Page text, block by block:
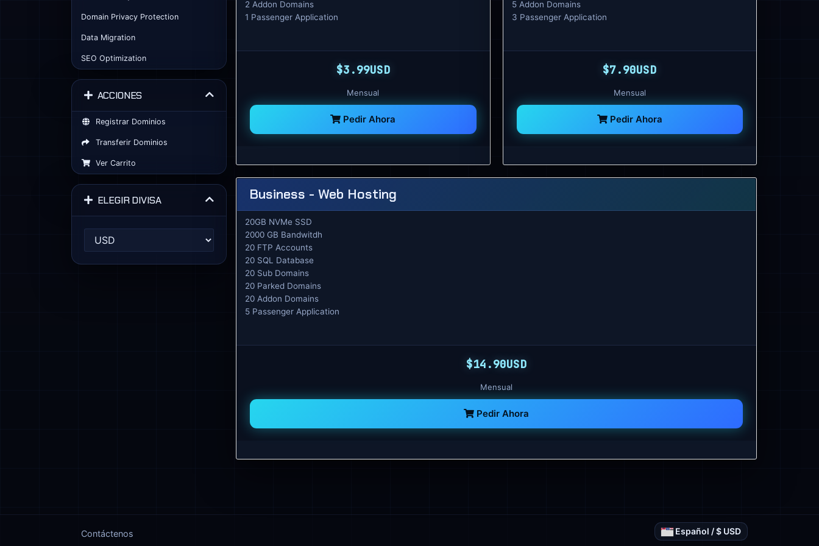
Domain Privacy Protection
Data Migration
SEO Optimization
ACCIONES
Registrar Dominios
Transferir Dominios
Ver Carrito
ELEGIR DIVISA
2 Addon Domains
1 Passenger Application
$3.99USD
Mensual
Pedir Ahora
5 Addon Domains
3 Passenger Application
$7.90USD
Mensual
Pedir Ahora
Business - Web Hosting
20GB NVMe SSD
2000 GB Bandwitdh
20 FTP Accounts
20 SQL Database
20 Sub Domains
20 Parked Domains
20 Addon Domains
5 Passenger Application
$14.90USD
Mensual
Pedir Ahora
Español / $ USD
Contáctenos